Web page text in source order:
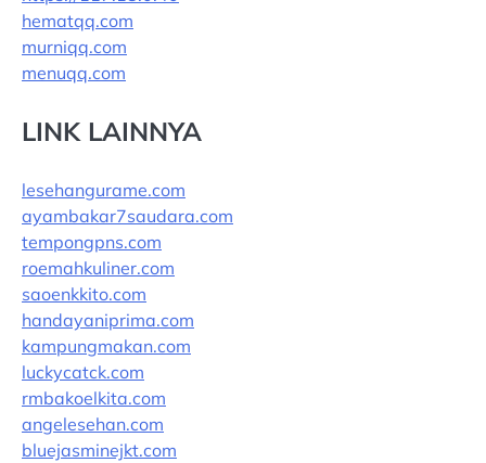
hematqq.com
murniqq.com
menuqq.com
LINK LAINNYA
lesehangurame.com
ayambakar7saudara.com
tempongpns.com
roemahkuliner.com
saoenkkito.com
handayaniprima.com
kampungmakan.com
luckycatck.com
rmbakoelkita.com
angelesehan.com
bluejasminejkt.com